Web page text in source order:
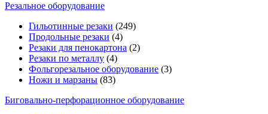
Резальное оборудование
Гильотинные резаки (249)
Продольные резаки (4)
Резаки для пенокартона (2)
Резаки по металлу (4)
Фольгорезальное оборудование (3)
Ножи и марзаны (83)
Биговально-перфорационное оборудование